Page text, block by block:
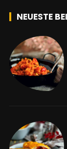
NEUESTE